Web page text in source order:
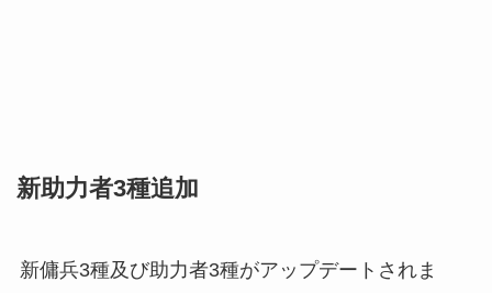
新助力者3種追加
新傭兵3種及び助力者3種がアップデートされま